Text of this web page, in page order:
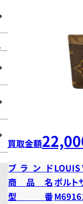
買取金額
ブランドLOUIS
商品名ポルト
型番